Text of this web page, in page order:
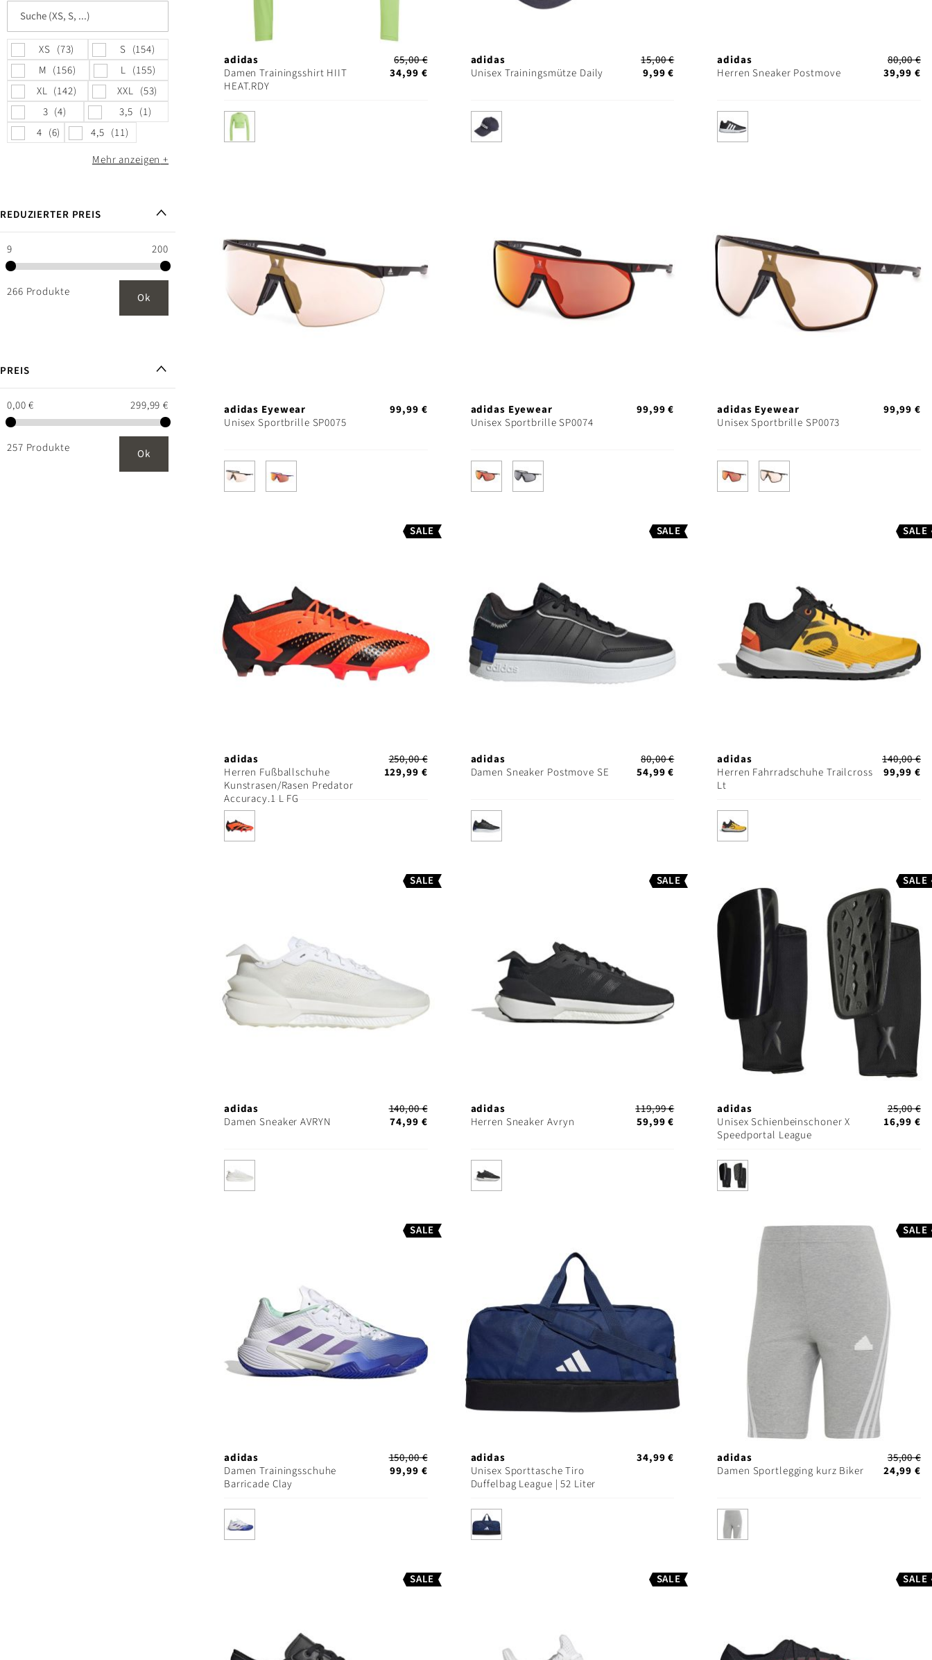
adidas
Damen Trainingsshirt HIIT
HEAT.RDY
65,00 €
34,99 €
adidas
Unisex Trainingsmütze Daily
15,00 €
9,99 €
adidas
Herren Sneaker Postmove
80,00 €
39,99 €
adidas Eyewear
Unisex Sportbrille SP0075
99,99 €
adidas Eyewear
Unisex Sportbrille SP0074
99,99 €
adidas Eyewear
Unisex Sportbrille SP0073
99,99 €
SALE
adidas
Herren Fußballschuhe
Kunstrasen/Rasen Predator
Accuracy.1 L FG
250,00 €
129,99 €
SALE
adidas
Damen Sneaker Postmove SE
80,00 €
54,99 €
SALE
adidas
Herren Fahrradschuhe Trailcross
Lt
140,00 €
99,99 €
SALE
adidas
Damen Sneaker AVRYN
140,00 €
74,99 €
SALE
adidas
Herren Sneaker Avryn
119,99 €
59,99 €
SALE
adidas
Unisex Schienbeinschoner X
Speedportal League
25,00 €
16,99 €
SALE
adidas
Damen Trainingsschuhe
Barricade Clay
150,00 €
99,99 €
adidas
Unisex Sporttasche Tiro
Duffelbag League | 52 Liter
34,99 €
SALE
adidas
Damen Sportlegging kurz Biker
35,00 €
24,99 €
SALE SALE SALE
XS 73 S
154
M
156 L
155
XL
142 XXL
53
3
4 3,5
1
4
6 4,5
11
Mehr anzeigen
REDUZIERTER PREIS
9 200
266 Produkte Ok
PREIS
0,00 € 299,99 €
257 Produkte Ok